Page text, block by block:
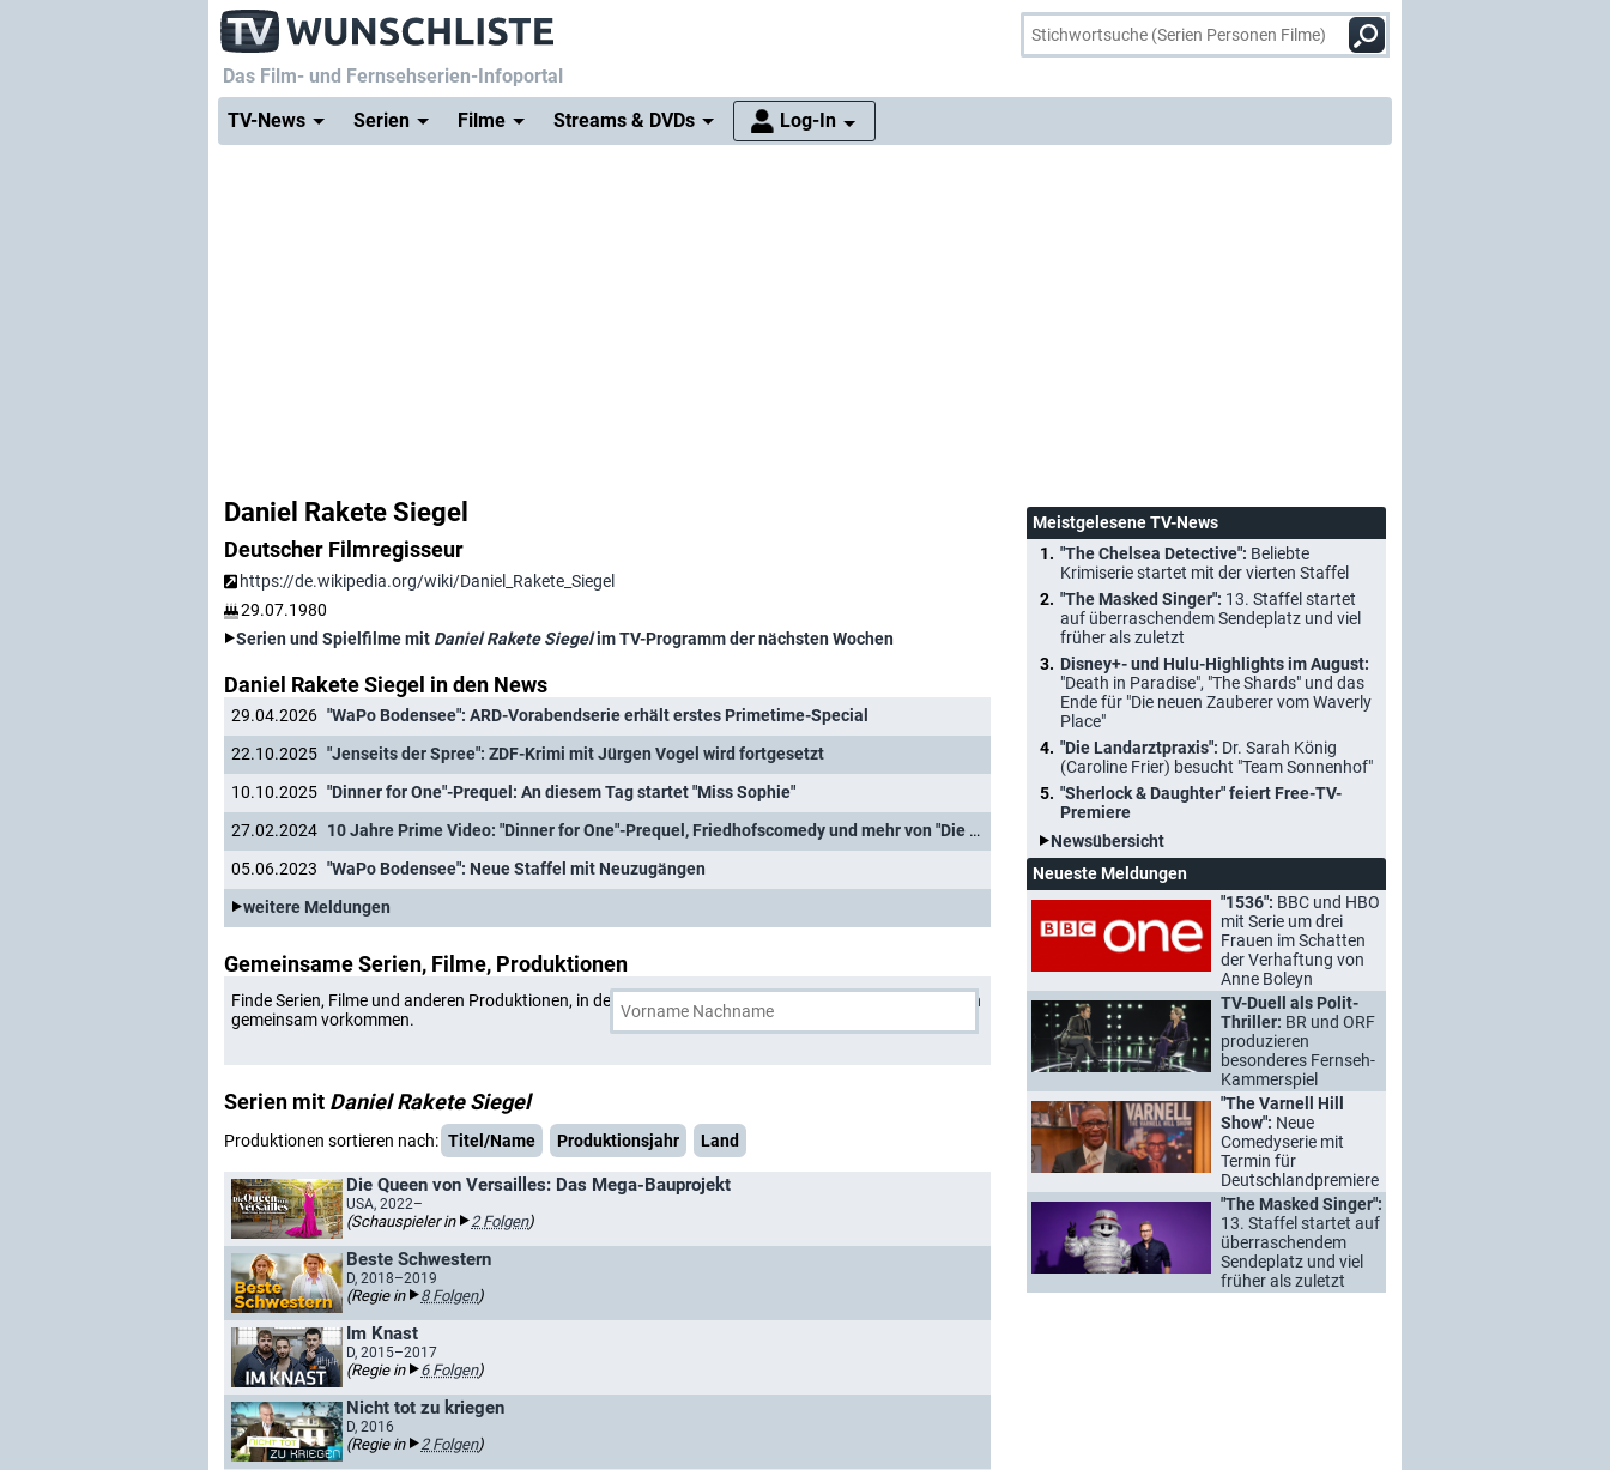
Das Film- und Fernsehserien-Infoportal
TV-News
Serien Filme Streams & DVDs Log-In
Daniel Rakete Siegel
Deutscher Filmregisseur
https://de.wikipedia.org/wiki/Daniel_Rakete_Siegel
29.07.1980
Serien und Spielfilme mit Daniel Rakete Siegelim TV-Programm der nächsten Wochen
Daniel Rakete Siegel in den News
29.04.2026 "WaPo Bodensee": ARD-Vorabendserie erhält erstes Primetime-Special
22.10.2025 "Jenseits der Spree": ZDF-Krimi mit Jürgen Vogel wird fortgesetzt
10.10.2025 "Dinner for One"-Prequel: An diesem Tag startet "Miss Sophie"
27.02.2024
10 Jahre Prime Video: "Dinner for One"-Prequel, Friedhofscomedy und mehr von "Die Discounter" und "LOL"
05.06.2023 "WaPo Bodensee": Neue Staffel mit Neuzugängen
weitere Meldungen
Gemeinsame Serien, Filme, Produktionen
Finde Serien, Filme und anderen Produktionen, in denen Daniel Rakete Siegel
und eine weitere Person
gemeinsam vorkommen.
Serien mit Daniel Rakete Siegel
Produktionen sortieren nach: Titel/Name Produktionsjahr Land
Die Queen von Versailles: Das Mega-Bauprojekt
USA, 2022–
(Schauspieler in 2 Folgen)
Beste Schwestern
D, 2018–2019
(Regie in 8 Folgen)
Im Knast
D, 2015–2017
(Regie in 6 Folgen)
Nicht tot zu kriegen
D, 2016
(Regie in 2 Folgen)
Meistgelesene TV-News
"The Chelsea Detective": Beliebte
Krimiserie startet mit der vierten Staffel
"The Masked Singer": 13. Staffel startet
auf überraschendem Sendeplatz und viel
früher als zuletzt
Disney+- und Hulu-Highlights im August:
"Death in Paradise", "The Shards" und das
Ende für "Die neuen Zauberer vom Waverly
Place"
"Die Landarztpraxis": Dr. Sarah König
(Caroline Frier) besucht "Team Sonnenhof"
"Sherlock & Daughter" feiert Free-TV-
Premiere
Newsübersicht
Neueste Meldungen
"1536": BBC und HBO
mit Serie um drei
Frauen im Schatten
der Verhaftung von
Anne Boleyn
TV-Duell als Polit-
Thriller: BR und ORF
produzieren
besonderes Fernseh-
Kammerspiel
"The Varnell Hill
Show": Neue
Comedyserie mit
Termin für
Deutschlandpremiere
"The Masked Singer":
13. Staffel startet auf
überraschendem
Sendeplatz und viel
früher als zuletzt